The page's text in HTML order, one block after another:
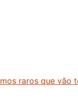
raros que vão